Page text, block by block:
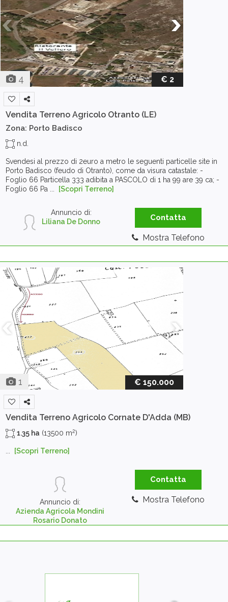
4 € 2
Vendita Terreno Agricolo Otranto (LE)
Zona: Porto Badisco
n.d.
Svendesi al prezzo di 2euro a metro le seguenti particelle site in
Porto Badisco (feudo di Otranto), come da visura catastale: -
Foglio 66 Particella 333 adibita a PASCOLO di 1 ha 99 are 39 ca; -
Foglio 66 Pa ...
[Scopri Terreno]
Annuncio di:
Liliana De Donno
Contatta
Mostra Telefono
1 € 150.000
Vendita Terreno Agricolo Cornate D'Adda (MB)
1.35 ha (13500 m2)
[Scopri Terreno]
Annuncio di:
Azienda Agricola Mondini
Rosario Donato
Contatta
Mostra Telefono